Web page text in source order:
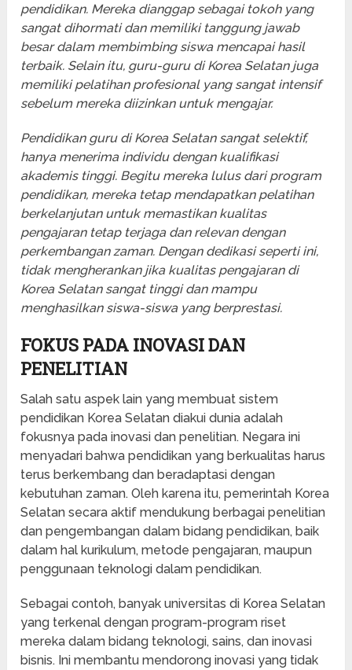
pendidikan. Mereka dianggap sebagai tokoh yang
sangat dihormati dan memiliki tanggung jawab
besar dalam membimbing siswa mencapai hasil
terbaik. Selain itu, guru-guru di Korea Selatan juga
memiliki pelatihan profesional yang sangat intensif
sebelum mereka diizinkan untuk mengajar.
Pendidikan guru di Korea Selatan sangat selektif,
hanya menerima individu dengan kualifikasi
akademis tinggi. Begitu mereka lulus dari program
pendidikan, mereka tetap mendapatkan pelatihan
berkelanjutan untuk memastikan kualitas
pengajaran tetap terjaga dan relevan dengan
perkembangan zaman. Dengan dedikasi seperti ini,
tidak mengherankan jika kualitas pengajaran di
Korea Selatan sangat tinggi dan mampu
menghasilkan siswa-siswa yang berprestasi.
FOKUS PADA INOVASI DAN
PENELITIAN
Salah satu aspek lain yang membuat sistem
pendidikan Korea Selatan diakui dunia adalah
fokusnya pada inovasi dan penelitian. Negara ini
menyadari bahwa pendidikan yang berkualitas harus
terus berkembang dan beradaptasi dengan
kebutuhan zaman. Oleh karena itu, pemerintah Korea
Selatan secara aktif mendukung berbagai penelitian
dan pengembangan dalam bidang pendidikan, baik
dalam hal kurikulum, metode pengajaran, maupun
penggunaan teknologi dalam pendidikan.
Sebagai contoh, banyak universitas di Korea Selatan
yang terkenal dengan program-program riset
mereka dalam bidang teknologi, sains, dan inovasi
bisnis. Ini membantu mendorong inovasi yang tidak